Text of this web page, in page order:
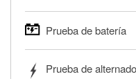
Prueba de batería
autos, camionetas,
Prueba de